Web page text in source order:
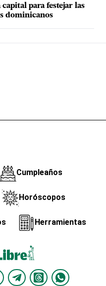
para festejar las
dominicanos
Cumpleaños
Horóscopos
Herramientas